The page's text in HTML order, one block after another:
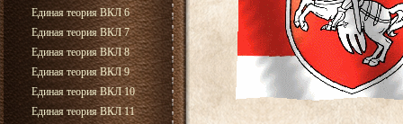
Единая теория ВКЛ 6
Единая теория ВКЛ 7
Единая теория ВКЛ 8
Единая теория ВКЛ 9
Единая теория ВКЛ 10
Единая теория ВКЛ 11